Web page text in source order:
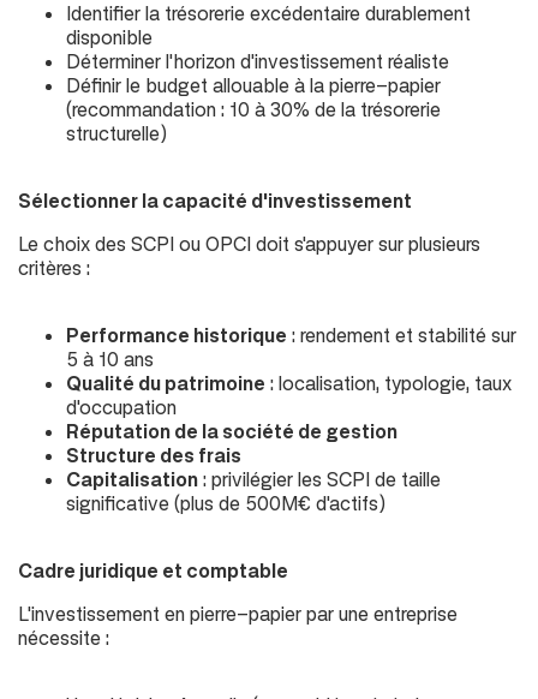
Identifier la trésorerie excédentaire durablement
disponible
Déterminer l'horizon d'investissement réaliste
Définir le budget allouable à la pierre-papier
(recommandation : 10 à 30% de la trésorerie
structurelle)
Sélectionner la capacité d'investissement
Le choix des SCPI ou OPCI doit s'appuyer sur plusieurs
critères :
Performance historique : rendement et stabilité sur
5 à 10 ans
Qualité du patrimoine : localisation, typologie, taux
d'occupation
Réputation de la société de gestion
Structure des frais
Capitalisation : privilégier les SCPI de taille
significative (plus de 500M€ d'actifs)
Cadre juridique et comptable
L'investissement en pierre-papier par une entreprise
nécessite :